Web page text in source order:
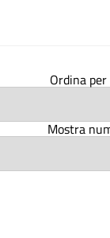
Ordina per
Mostra